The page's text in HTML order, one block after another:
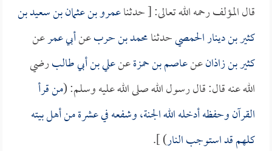
قال المؤلف رحمه الله تعالى: [ حدثناعمرو بن عثمان بن سعيد بن
كثير بن دينار الحمصيحدثنامحمد بن حربعنأبي عمرعن
كثير بن زاذانعنعاصم بن حمزةعنعلي بن أبي طالبرضي
الله عنه قال: قال رسول الله صلى الله عليه وسلم: (من قرأ
القرآن وحفظه أدخله الله الجنة، وشفعه في عشرة من أهل بيته
كلهم قد استوجب النار) ].